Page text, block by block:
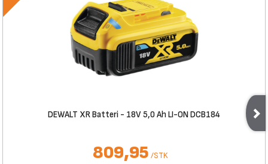
DEWALT XR Batteri - 18V 5,0 Ah LI-ON DCB184
809,95 /STK